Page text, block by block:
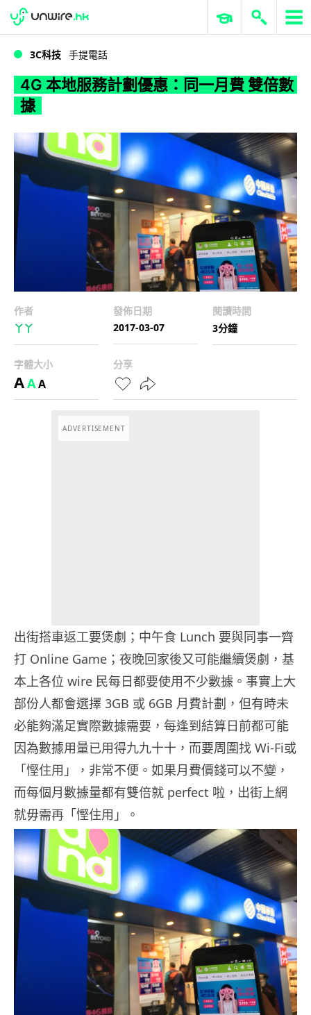
4G 本地服務計劃優惠：同一月費 雙倍數據
WWDC 2026 ERP 與商業 AI
3C科技 手提電話
4G 本地服務計劃優惠：同一月費 雙倍數
據
作者
丫丫
發佈日期
2017-03-07
閱讀時間
3分鐘
字體大小
AAA
分享
ADVERTISEMENT
出街搭車返工要煲劇；中午食 Lunch 要與同事一齊
打 Online Game；夜晚回家後又可能繼續煲劇，基
本上各位 wire 民每日都要使用不少數據。事實上大
部份人都會選擇 3GB 或 6GB 月費計劃，但有時未
必能夠滿足實際數據需要，每逢到結算日前都可能
因為數據用量已用得九九十十，而要周圍找 Wi-Fi或
「慳住用」，非常不便。如果月費價錢可以不變，
而每個月數據量都有雙倍就 perfect 啦，出街上網
就毋需再「慳住用」。